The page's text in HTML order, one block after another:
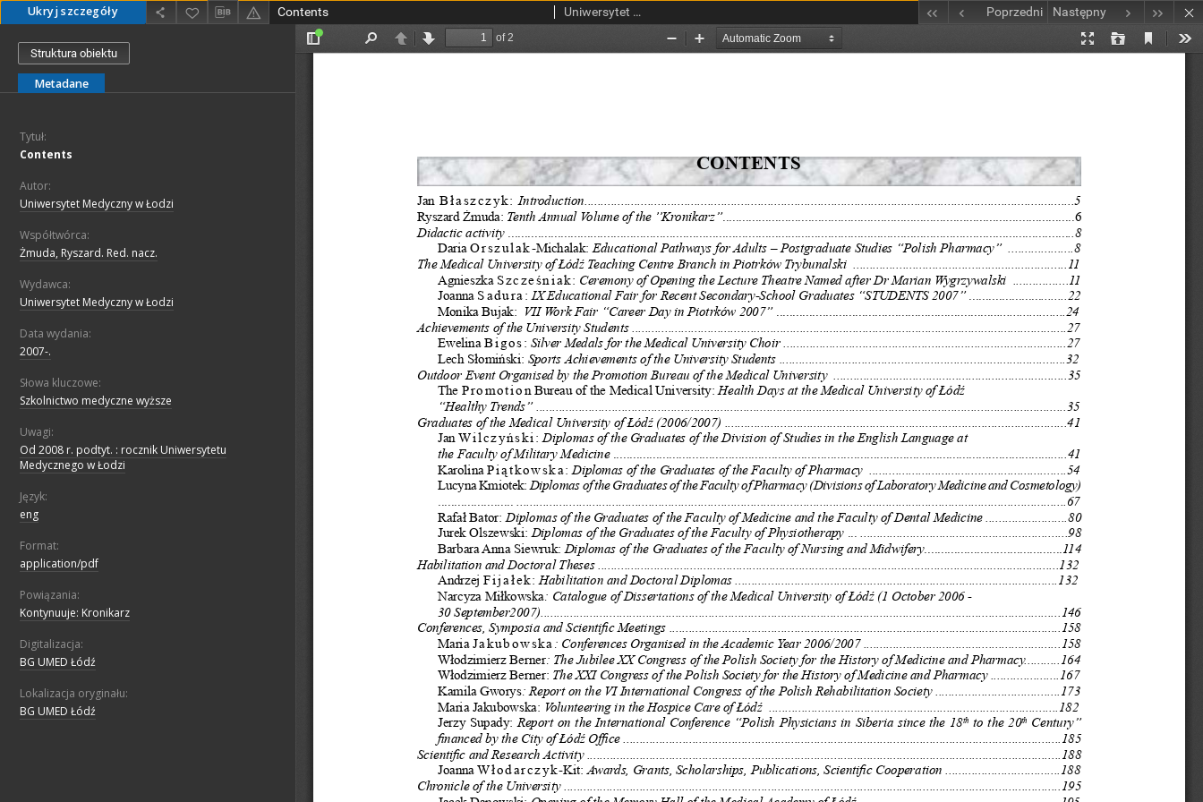
Ukryj szczegóły Contents Uniwersytet Medyczny w Łodzi Poprzedni Następny
Struktura obiektu
Metadane
Tytuł:
Contents
Autor:
Uniwersytet Medyczny w Łodzi
Współtwórca:
Żmuda, Ryszard. Red. nacz.
Wydawca:
Uniwersytet Medyczny w Łodzi
Data wydania:
2007-.
Słowa kluczowe:
Szkolnictwo medyczne wyższe
Uwagi:
Od 2008 r. podtyt. : rocznik Uniwersytetu
Medycznego w Łodzi
Język:
eng
Format:
application/pdf
Powiązania:
Kontynuuje: Kronikarz
Digitalizacja:
BG UMED Łódź
Lokalizacja oryginału:
BG UMED Łódź